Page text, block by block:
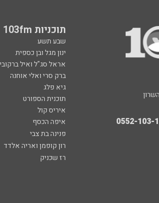
תוכניות 103fm
שבע תשע
ינון מגל ובן כספית
אראל סג"ל ואיל
ברק סרי ואלי אוחנה
גיא פלג
תוכנית הספורט
איריס קול
איפה הכסף
פנינה בת צבי
רון קופמן ואריה אלדד
רז שכניק